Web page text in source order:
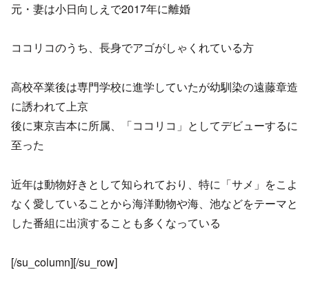
元・妻は小日向しえで2017年に離婚
ココリコのうち、長身でアゴがしゃくれている方
高校卒業後は専門学校に進学していたが幼馴染の遠藤章造
に誘われて上京
後に東京吉本に所属、「ココリコ」としてデビューするに
至った
近年は動物好きとして知られており、特に「サメ」をこよ
なく愛していることから海洋動物や海、池などをテーマと
した番組に出演することも多くなっている
[/su_column][/su_row]